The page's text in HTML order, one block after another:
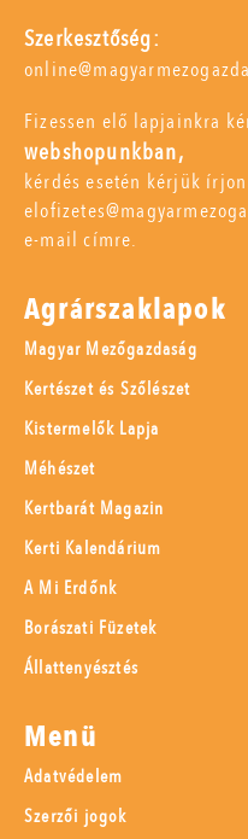
Szerkesztőség:
Fizessen elő lapjainkra
webshopunkban,
kérdés esetén kérjük
e-mail címre.
Agrárszaklapok
Magyar Mezőgazdaság
Kertészet és Szőlészet
Kistermelők Lapja
Méhészet
Kertbarát Magazin
Kerti Kalendárium
A Mi Erdőnk
Borászati Füzetek
Állattenyésztés
Menü
Adatvédelem
Szerzői jogok